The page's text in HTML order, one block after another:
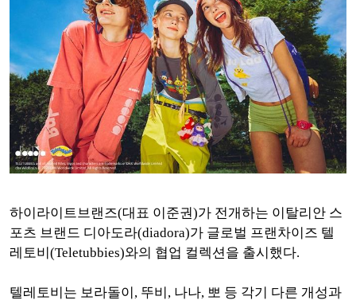
하이라이트브랜즈(대표 이준권)가 전개하는 이탈리안 스
포츠 브랜드 디아도라(diadora)가 글로벌 프랜차이즈 텔
레토비(Teletubbies)와의 협업 컬렉션을 출시했다.
텔레토비는 보라돌이, 뚜비, 나나, 뽀 등 각기 다른 개성과